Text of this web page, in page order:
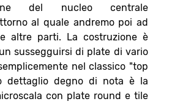
del nucleo centrale
al quale andremo poi ad
altre parti. La costruzione è
sussegguirsi di plate di vario
nel classico "top
dettaglio degno di nota è la
con plate round e tile